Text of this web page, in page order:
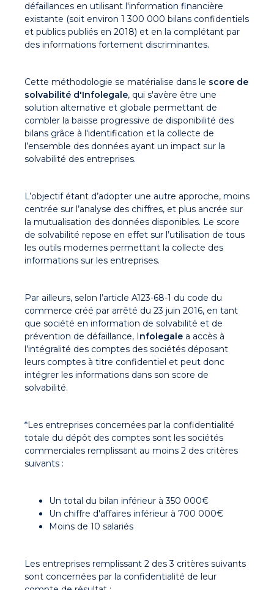
défaillances en utilisant l'information financière
existante (soit environ 1 300 000 bilans confidentiels
et publics publiés en 2018) et en la complétant par
des informations fortement discriminantes.
Cette méthodologie se matérialise dans le score de
solvabilité d'Infolegale, qui s'avère être une
solution alternative et globale permettant de
combler la baisse progressive de disponibilité des
bilans grâce à l'identification et la collecte de
l’ensemble des données ayant un impact sur la
solvabilité des entreprises.
L’objectif étant d’adopter une autre approche, moins
centrée sur l’analyse des chiffres, et plus ancrée sur
la mutualisation des données disponibles. Le score
de solvabilité repose en effet sur l’utilisation de tous
les outils modernes permettant la collecte des
informations sur les entreprises.
Par ailleurs, selon l’article A123-68-1 du code du
commerce créé par arrêté du 23 juin 2016, en tant
que société en information de solvabilité et de
prévention de défaillance, Infolegale a accès à
l’intégralité des comptes des sociétés déposant
leurs comptes à titre confidentiel et peut donc
intégrer les informations dans son score de
solvabilité.
*Les entreprises concernées par la confidentialité
totale du dépôt des comptes sont les sociétés
commerciales remplissant au moins 2 des critères
suivants :
Un total du bilan inférieur à 350 000€
Un chiffre d'affaires inférieur à 700 000€
Moins de 10 salariés
Les entreprises remplissant 2 des 3 critères suivants
sont concernées par la confidentialité de leur